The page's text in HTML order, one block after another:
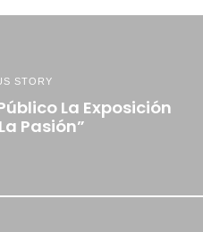
STORY
La Exposición
Pasión”